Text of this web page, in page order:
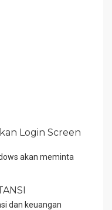
Login Screen
akan meminta
dan keuangan